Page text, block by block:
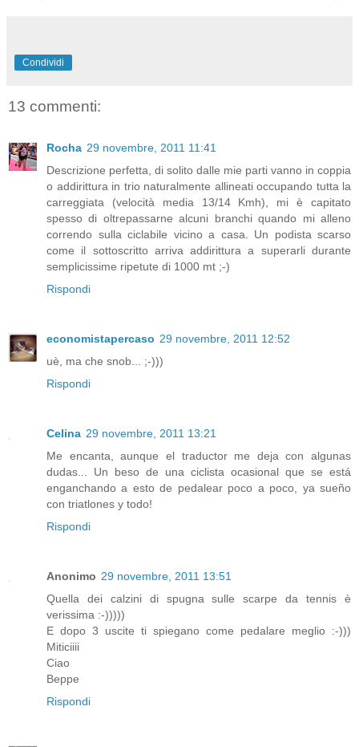
Condividi
13 commenti:
Rocha 29 novembre, 2011 11:41
Descrizione perfetta, di solito dalle mie parti vanno in coppia
o addirittura in trio naturalmente allineati occupando tutta la
carreggiata (velocità media 13/14 Kmh), mi è capitato
spesso di oltrepassarne alcuni branchi quando mi alleno
correndo sulla ciclabile vicino a casa. Un podista scarso
come il sottoscritto arriva addirittura a superarli durante
semplicissime ripetute di 1000 mt ;-)
Rispondi
economistapercaso 29 novembre, 2011 12:52
uè, ma che snob... ;-)))
Rispondi
Celina 29 novembre, 2011 13:21
Me encanta, aunque el traductor me deja con algunas
dudas... Un beso de una ciclista ocasional que se está
enganchando a esto de pedalear poco a poco, ya sueño
con triatlones y todo!
Rispondi
Anonimo 29 novembre, 2011 13:51
Quella dei calzini di spugna sulle scarpe da tennis è
verissima :-)))))
E dopo 3 uscite ti spiegano come pedalare meglio :-)))
Miticiiii
Ciao
Beppe
Rispondi